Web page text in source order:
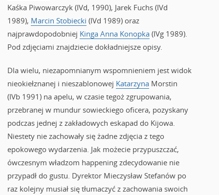
Kaśka Piwowarczyk (IVd, 1990), Jarek Fuchs (IVd
1989), Marcin Stobiecki (IVd 1989) oraz
najprawdopodobniej Kinga Anna Konopka (IVg 1989).
Pod zdjęciami znajdziecie dokładniejsze opisy.
Dla wielu, niezapomnianym wspomnieniem jest widok
nieokiełznanej i nieszablonowej Katarzyna Morstin
(IVb 1991) na apelu, w czasie tegoż zgrupowania,
przebranej w mundur sowieckiego oficera, pozyskany
podczas jednej z zakładowych eskapad do Kijowa.
Niestety nie zachowały się żadne zdjęcia z tego
epokowego wydarzenia. Jak możecie przypuszczać,
ówczesnym władzom happening zdecydowanie nie
przypadł do gustu. Dyrektor Mieczysław Stefanów po
raz kolejny musiał się tłumaczyć z zachowania swoich